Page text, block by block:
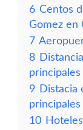
6 Centos
Gomez en
7
8
9 Distacia
10